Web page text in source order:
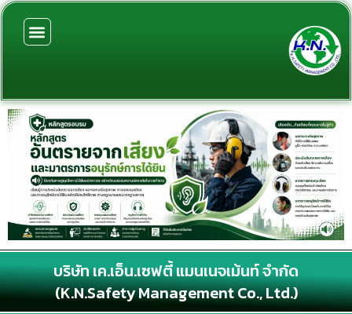
Skip
content
บริษัท เค.เอ็น.เซฟตี้ แมนเนจเม้นท์ จำกัด
(K.N.Safety Management Co., Ltd.)